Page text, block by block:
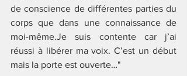
de conscience de différentes parties du
corps que dans une connaissance de
moi-même.Je suis contente car j’ai
réussi à libérer ma voix. C’est un début
mais la porte est ouverte…"